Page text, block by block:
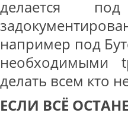
делается
например под
необходимыми
делать всем кто
ЕСЛИ ВСЁ